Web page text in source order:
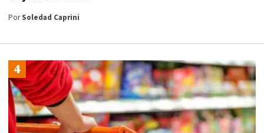
PorSoledad Caprini